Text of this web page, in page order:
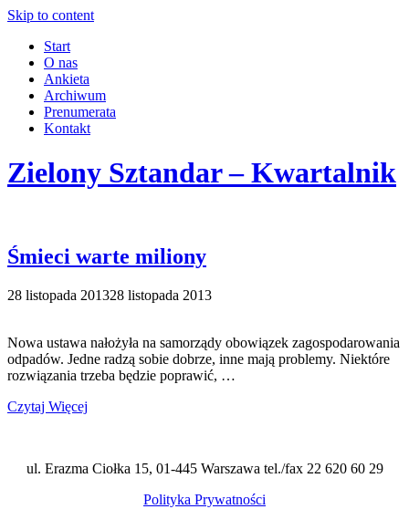
Skip to content
Start
O nas
Ankieta
Archiwum
Prenumerata
Kontakt
Zielony Sztandar – Kwartalnik
Śmieci warte miliony
28 listopada 201328 listopada 2013
Nowa ustawa nałożyła na samorządy obowiązek zagospodarowania
odpadów. Jedne radzą sobie dobrze, inne mają problemy. Niektóre
rozwiązania trzeba będzie poprawić, …
Czytaj Więcej
ul. Erazma Ciołka 15, 01-445 Warszawa tel./fax 22 620 60 29
Polityka Prywatności